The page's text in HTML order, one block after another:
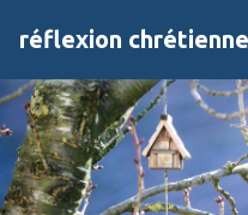
réflexion chrétienne